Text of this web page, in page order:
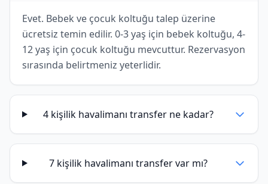
Evet. Bebek ve çocuk koltuğu talep üzerine
ücretsiz temin edilir. 0-3 yaş için bebek koltuğu, 4-
12 yaş için çocuk koltuğu mevcuttur. Rezervasyon
sırasında belirtmeniz yeterlidir.
4 kişilik havalimanı transfer ne kadar?
7 kişilik havalimanı transfer var mı?